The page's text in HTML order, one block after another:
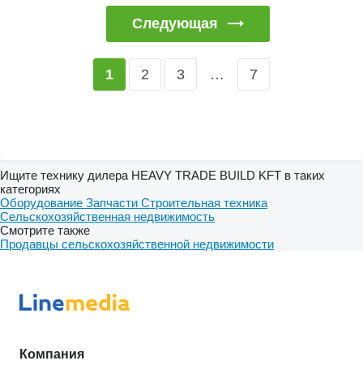
Следующая
1 2 3 … 7
Ищите технику дилера HEAVY TRADE BUILD KFT в таких
категориях
Оборудование Запчасти Строительная техника
Сельскохозяйственная недвижимость
Смотрите также
Продавцы сельскохозяйственной недвижимости
Компания